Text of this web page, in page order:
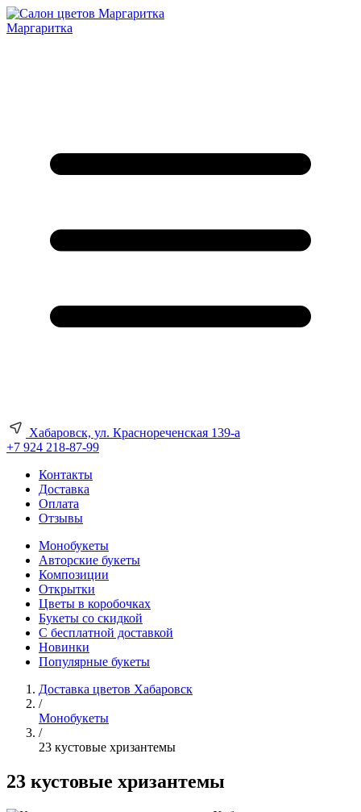
Маргаритка
Хабаровск, ул. Краснореченская 139-а
+7 924 218-87-99
Контакты
Доставка
Оплата
Отзывы
Монобукеты
Авторские букеты
Композиции
Открытки
Цветы в коробочках
Букеты со скидкой
С бесплатной доставкой
Новинки
Популярные букеты
Доставка цветов Хабаровск
/
Монобукеты
/
23 кустовые хризантемы
23 кустовые хризантемы